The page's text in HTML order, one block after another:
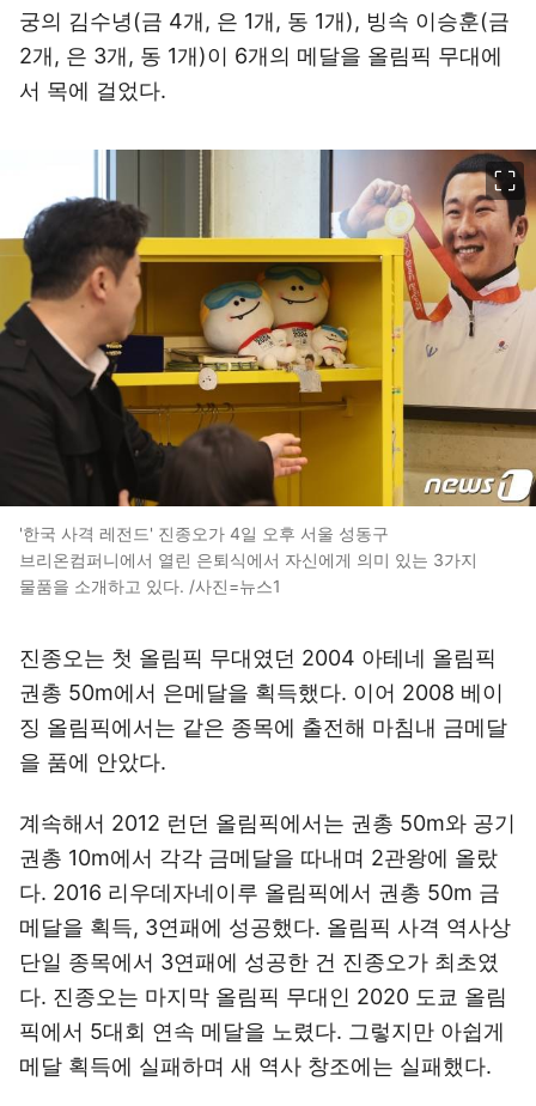
궁의 김수녕(금 4개, 은 1개, 동 1개), 빙속 이승훈(금
2개, 은 3개, 동 1개)이 6개의 메달을 올림픽 무대에
서 목에 걸었다.
'한국 사격 레전드' 진종오가 4일 오후 서울 성동구
브리온컴퍼니에서 열린 은퇴식에서 자신에게 의미 있는 3가지
물품을 소개하고 있다. /사진=뉴스1
진종오는 첫 올림픽 무대였던 2004 아테네 올림픽
권총 50m에서 은메달을 획득했다. 이어 2008 베이
징 올림픽에서는 같은 종목에 출전해 마침내 금메달
을 품에 안았다.
계속해서 2012 런던 올림픽에서는 권총 50m와 공기
권총 10m에서 각각 금메달을 따내며 2관왕에 올랐
다. 2016 리우데자네이루 올림픽에서 권총 50m 금
메달을 획득, 3연패에 성공했다. 올림픽 사격 역사상
단일 종목에서 3연패에 성공한 건 진종오가 최초였
다. 진종오는 마지막 올림픽 무대인 2020 도쿄 올림
픽에서 5대회 연속 메달을 노렸다. 그렇지만 아쉽게
메달 획득에 실패하며 새 역사 창조에는 실패했다.